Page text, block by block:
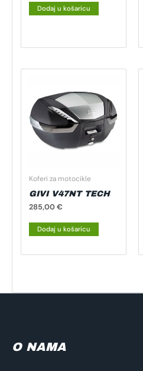
Dodaj u košaricu
Koferi za motocikle
GIVI V47NT TECH
285,00€
Dodaj u košaricu
O NAMA